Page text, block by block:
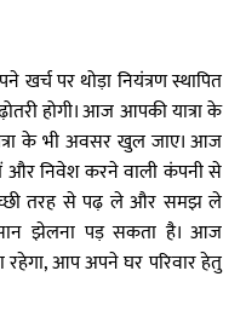
पर थोड़ा नियंत्रण स्थापित
होगी। आज आपकी यात्रा के
के भी अवसर खुल जाए। आज
और निवेश करने वाली कंपनी से
तरह से पढ़ ले और समझ ले
झेलना पड़ सकता है। आज
आप अपने घर परिवार हेतु